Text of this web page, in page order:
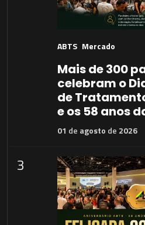
ABTS Mercado
Mais de 300
celebram o
de
e os 58 anos
01 de agosto de 2026
3